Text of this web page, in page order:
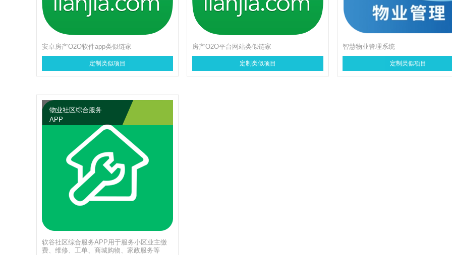
安卓房产O2O软件app类似链家
定制类似项目
房产O2O平台网站类似链家
定制类似项目
智慧物业管理系统
定制类似项目
物业社区综合服务
APP
软谷社区综合服务APP用于服务小区业主缴
费、维修、工单、商城购物、家政服务等